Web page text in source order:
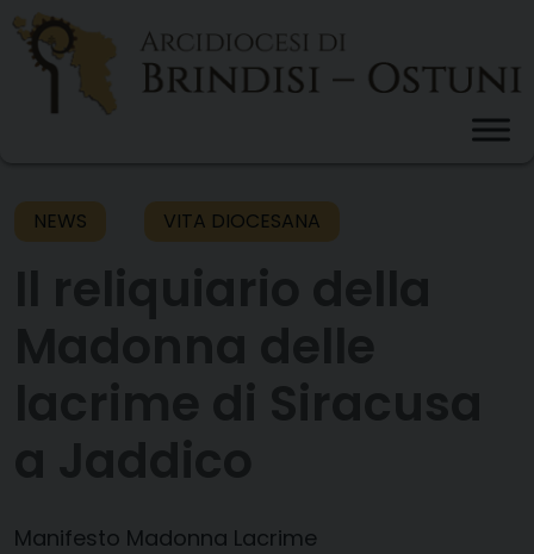
Skip
content
NEWS VITA DIOCESANA
Manifesto Madonna Lacrime